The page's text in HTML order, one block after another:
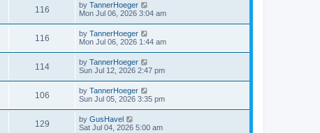
116 by TannerHoeger
Mon Jul 06, 2026 3:04 am
116 by TannerHoeger
Mon Jul 06, 2026 1:44 am
114 by TannerHoeger
Sun Jul 12, 2026 2:47 pm
106 by TannerHoeger
Sun Jul 05, 2026 3:35 pm
129 by GusHavel
Sat Jul 04, 2026 5:00 am